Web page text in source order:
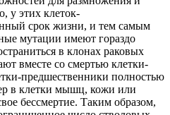
у этих клеток-
срок жизни, и тем самым
мутации имеют гораздо
в клонах раковых
вместе со смертью клетки-
предшественники полностью
в клетки мышц, кожи или
бессмертие. Таким образом,